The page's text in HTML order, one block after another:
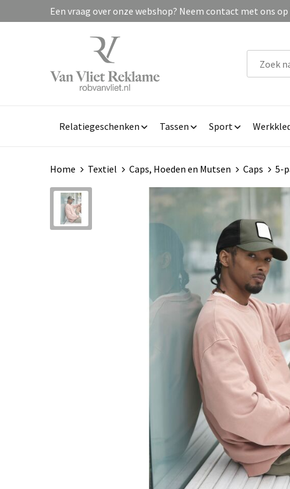
Een vraag over onze webshop? Neem contact met ons
Relatiegeschenken Tassen Sport
Home Textiel Caps, Hoeden en Mutsen Caps 5-